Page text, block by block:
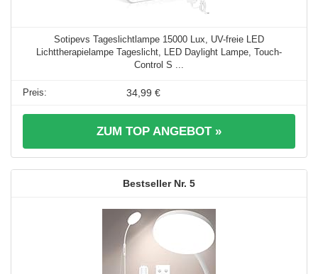
Sotipevs Tageslichtlampe 15000 Lux, UV-freie LED
Lichttherapielampe Tageslicht, LED Daylight Lampe, Touch-
Control S ...
34,99 €
ZUM TOP ANGEBOT »
5